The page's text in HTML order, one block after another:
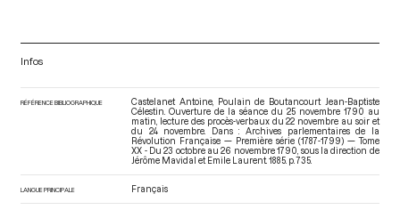
Infos
RÉFÉRENCE BIBLIOGRAPHIQUE
Castelanet Antoine, Poulain de Boutancourt Jean-Baptiste
Célestin. Ouverture de la séance du 25 novembre 1790 au
matin, lecture des procès-verbaux du 22 novembre au soir et
du 24 novembre. Dans : Archives parlementaires de la
Révolution Française — Première série (1787-1799) — Tome
XX - Du 23 octobre au 26 novembre 1790 , sous la direction de
Jérôme Mavidal et Emile Laurent. 1885. p. 735.
LANGUE PRINCIPALE Français